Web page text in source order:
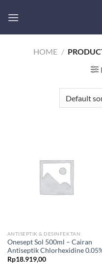
HOME /
ANTISEPTIK & DESINFEKTAN
Onesept Sol 500ml – Cairan
Antiseptik Chlorhexidine
Rp18.919,00